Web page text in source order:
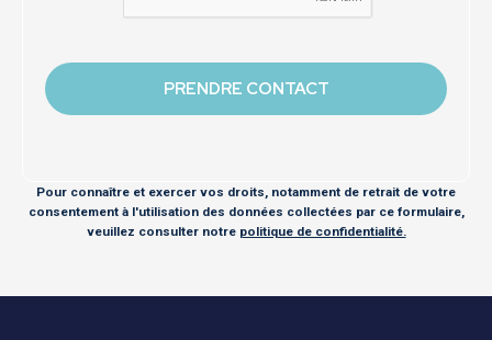
Pour connaître et exercer vos droits, notamment de retrait de votre
consentement à l'utilisation des données collectées par ce formulaire,
veuillez consulter notre politique de confidentialité.